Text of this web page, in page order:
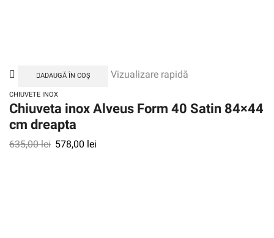
ADAUGĂ ÎN COȘ Vizualizare rapidă
CHIUVETE INOX
Chiuveta inox Alveus Form 40 Satin 84×44
cm dreapta
635,00lei 578,00 lei